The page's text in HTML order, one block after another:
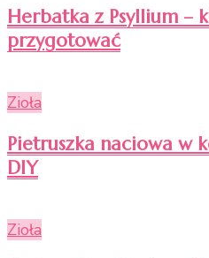
Herbatka z Psyllium –
przygotować
Zioła
Pietruszka naciowa w
DIY
Zioła